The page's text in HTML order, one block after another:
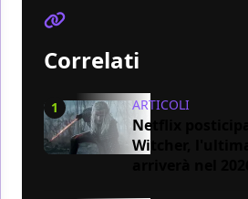
Correlati
1 ARTICOLI
Netflix
Witcher,